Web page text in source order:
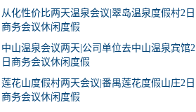
从化性价比两天温泉会议|翠岛温泉度假村2日
商务会议休闲度假
中山温泉会议两天|公司单位去中山温泉宾馆2
日商务会议休闲度假
莲花山度假村两天会议|番禺莲花度假山庄2日
商务会议休闲度假